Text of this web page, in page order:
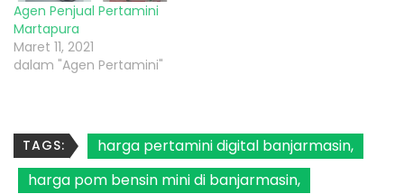
Agen Penjual Pertamini
Martapura
Maret 11, 2021
dalam "Agen Pertamini"
TAGS:
harga pertamini digital banjarmasin
harga pom bensin mini di banjarmasin